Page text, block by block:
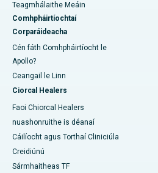
Teagmhálaithe Meáin
Comhpháirtíochtaí
Corparáideacha
Cén fáth Comhpháirtíocht le
Apollo?
Ceangail le Linn
Ciorcal Healers
Faoi Chiorcal Healers
nuashonruithe is déanaí
Cáilíocht agus Torthaí Cliniciúla
Creidiúnú
Sármhaitheas TF